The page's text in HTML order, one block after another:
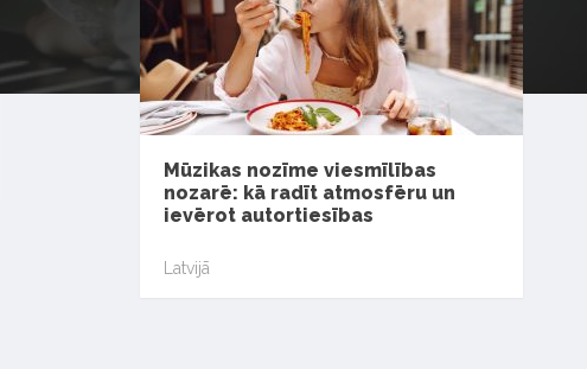
Mūzikas nozīme viesmīlības
nozarē: kā radīt atmosfēru un
ievērot autortiesības
Latvijā